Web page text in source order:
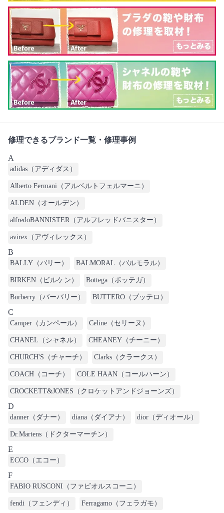
修理できるブランド一覧・修理事例
A
adidas（アディダス）
Alberto Fermani（アルベルトフェルマーニ）
ALDEN（オールデン）
alfredoBANNISTER（アルフレッドバニスター）
avirex（アヴィレックス）
B
BALLY（バリー） BALMORAL（バルモラル）
BIRKEN（ビルケン） Bottega（ボッテガ）
Burberry（バーバリー） BUTTERO（ブッテロ）
C
Camper（カンペール） Celine（セリーヌ）
CHANEL（シャネル） CHEANEY（チーニー）
CHURCH'S（チャーチ） Clarks（クラークス）
COACH（コーチ） COLE HAAN（コールハーン）
CROCKETT&JONES（クロケットアンドジョーンズ）
D
danner（ダナー） diana（ダイアナ） dior（ディオール）
Dr.Martens（ドクターマーチン）
E
ECCO（エコー）
F
FABIO RUSCONI（ファビオルスコーニ）
fendi（フェンディ） Ferragamo（フェラガモ）